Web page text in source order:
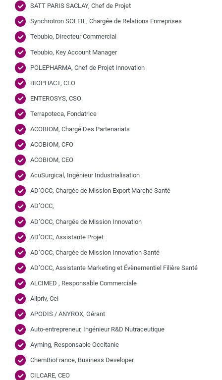
SATT PARIS SACLAY, Chef de Projet
Synchrotron SOLEIL, Chargée de Relations Enrreprises
Tebubio, Directeur Commercial
Tebubio, Key Account Manager
POLEPHARMA, Chef de Projet Innovation
BIOPHACT, CEO
ENTEROSYS, CSO
Terrapoteca, Fondatrice
ACOBIOM, Chargé Des Partenariats
ACOBIOM, CFO
ACOBIOM, CEO
AcuSurgical, Ingénieur Industrialisation
AD’OCC, Chargée de Mission Export Marché Santé
AD’OCC,
AD’OCC, Chargée de Mission Innovation
AD’OCC, Assistante Projet
AD’OCC, Chargée de Mission Innovation Santé
AD’OCC, Assistante Marketing et Évènementiel Filière Santé
ALCIMED , Responsable Commerciale
Allpriv, Cei
APODIS / ANYROX, Gérant
Auto-entrepreneur, Ingénieur R&D Nutraceutique
Ayming, Responsable Occitanie
ChemBioFrance, Business Developer
CILCARE, CEO